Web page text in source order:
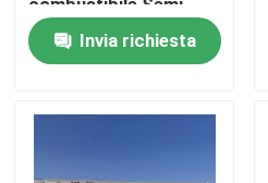
Casa
Video
combustibile Semi-
remolchio 50 quadrati
Cisterna liquida
Camion veicolo di
Invia richiesta